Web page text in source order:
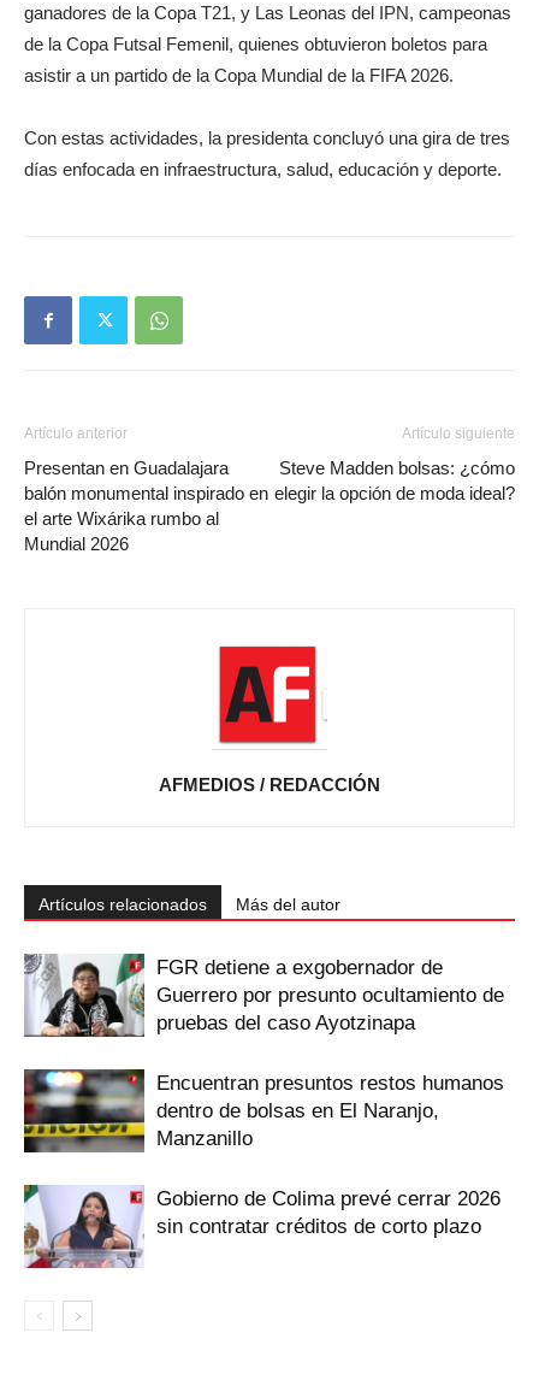
ganadores de la Copa T21, y Las Leonas del IPN, campeonas
de la Copa Futsal Femenil, quienes obtuvieron boletos para
asistir a un partido de la Copa Mundial de la FIFA 2026.
Con estas actividades, la presidenta concluyó una gira de tres
días enfocada en infraestructura, salud, educación y deporte.
Artículo anterior
Presentan en Guadalajara
balón monumental inspirado en
el arte Wixárika rumbo al
Mundial 2026
Artículo siguiente
Steve Madden bolsas: ¿cómo
elegir la opción de moda ideal?
AFMEDIOS / REDACCIÓN
Artículos relacionados Más del autor
FGR detiene a exgobernador de
Guerrero por presunto ocultamiento de
pruebas del caso Ayotzinapa
Encuentran presuntos restos humanos
dentro de bolsas en El Naranjo,
Manzanillo
Gobierno de Colima prevé cerrar 2026
sin contratar créditos de corto plazo